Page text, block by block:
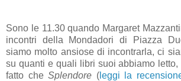
Sono le 11.30 quando Margaret
incontri della Mondadori di Piazza
siamo molto ansiose di incontrarla, ci
su quanti e quali libri suoi abbiamo letto,
fatto che Splendore (leggi la